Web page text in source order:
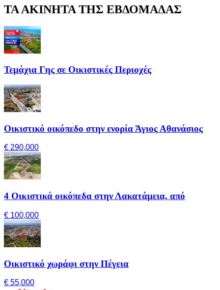
ΤΑ ΑΚΙΝΗΤΑ ΤΗΣ ΕΒΔΟΜΑΔΑΣ
Τεμάχια Γης σε Οικιστικές Περιοχές
Οικιστικό οικόπεδο στην ενορία Άγιος Αθανάσιος
€ 290,000
4 Οικιστικά οικόπεδα στην Λακατάμεια, από
€ 100,000
Οικιστικό χωράφι στην Πέγεια
€ 55,000